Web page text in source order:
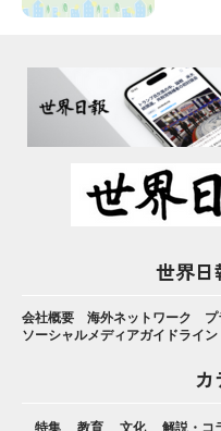
世界日
会社概要 海外ネットワーク
ソーシャルメディアガイドライン
カ
特集 教育 文化 解説・コ